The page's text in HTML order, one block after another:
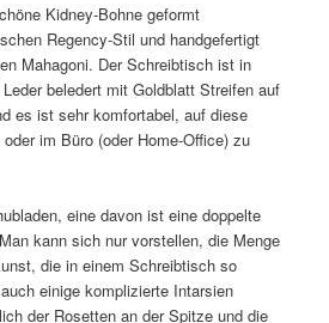
Kidney-Bohne geformt
Regency-Stil und handgefertigt
Mahagoni. Der Schreibtisch ist in
beledert mit Goldblatt Streifen auf
es ist sehr komfortabel, auf diese
im Büro (oder Home-Office) zu
eine davon ist eine doppelte
kann sich nur vorstellen, die Menge
die in einem Schreibtisch so
einige komplizierte Intarsien
der Rosetten an der Spitze und die